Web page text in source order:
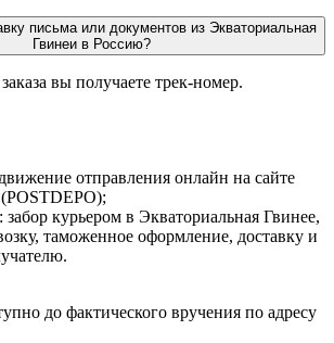
письма или документов из Экваториальная
Гвинеи в Россию?
вы получаете трек-номер.
отправления онлайн на сайте
забор курьером в Экваториальная Гвинее,
таможенное оформление, доставку и
до фактического вручения по адресу